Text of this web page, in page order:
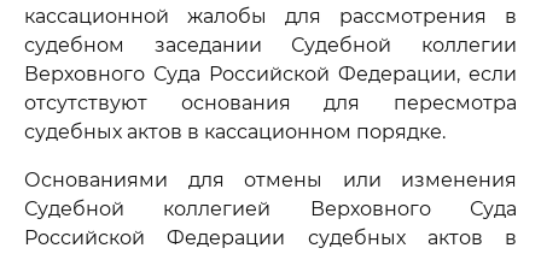
кассационной жалобы для рассмотрения в
судебном заседании Судебной коллегии
Верховного Суда Российской Федерации, если
отсутствуют основания для пересмотра
судебных актов в кассационном порядке.
Основаниями для отмены или изменения
Судебной коллегией Верховного Суда
Российской Федерации судебных актов в